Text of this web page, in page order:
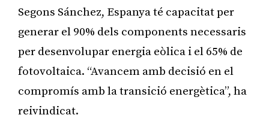
Segons Sánchez, Espanya té capacitat per
generar el 90% dels components necessaris
per desenvolupar energia eòlica i el 65% de
fotovoltaica. “Avancem amb decisió en el
compromís amb la transició energètica”, ha
reivindicat.